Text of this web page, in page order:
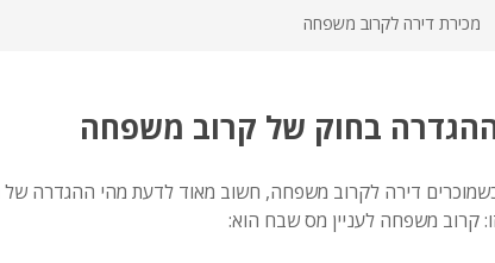
מכירת דירה לקרוב משפחה
בחוק של קרוב משפחה
דירה לקרוב משפחה, חשוב מאוד לדעת מהי ההגדרה
קרוב משפחה לעניין מס שבח הוא: